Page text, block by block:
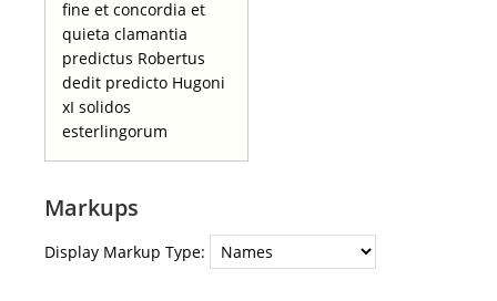
fine et concordia et
quieta clamantia
predictus Robertus
dedit predicto Hugoni
xI solidos
esterlingorum
Markups
Display Markup Type: